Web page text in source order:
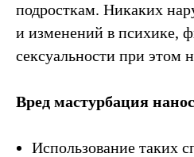
подросткам. Никаких
и изменений в психике,
сексуальности при этом
Вред мастурбация
Использование таких